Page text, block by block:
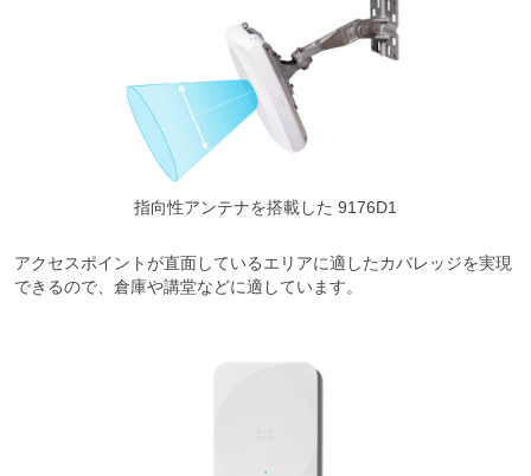
指向性アンテナを搭載した 9176D1
アクセスポイントが直面しているエリアに適したカバレッジを実現
できるので、倉庫や講堂などに適しています。